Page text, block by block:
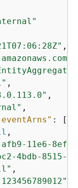
,
" ,
,
,
: [
,
afb9-11e6-
4bdb-8515-
,